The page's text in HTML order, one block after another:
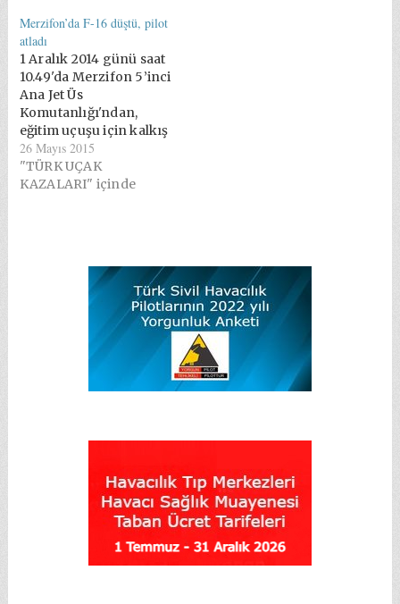
Merzifon’da F-16 düştü, pilot
atladı
1 Aralık 2014 günü saat
10.49'da Merzifon 5’inci
Ana Jet Üs
Komutanlığı'ndan,
eğitim uçuşu için kalkış
yapan 152'nci Filoya ait
F-16C uçağı saat 12.05'te
Merzifon'un 36 km
düştü; Plt.Ütğm. Ali Beke
Doğru uçaktan
paraşütle atladı ve sağ
olarak kurtuldu. Türk
26 Mayıs 2015
"TÜRK UÇAK
KAZALARI" içinde